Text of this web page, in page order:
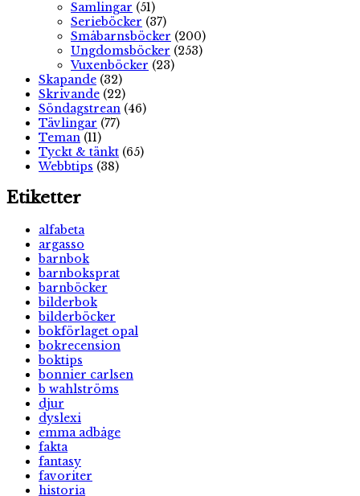
Samlingar (51)
Serieböcker (37)
Småbarnsböcker (200)
Ungdomsböcker (253)
Vuxenböcker (23)
Skapande (32)
Skrivande (22)
Söndagstrean (46)
Tävlingar (77)
Teman (11)
Tyckt & tänkt (65)
Webbtips (38)
Etiketter
alfabeta
argasso
barnbok
barnboksprat
barnböcker
bilderbok
bilderböcker
bokförlaget opal
bokrecension
boktips
bonnier carlsen
b wahlströms
djur
dyslexi
emma adbåge
fakta
fantasy
favoriter
historia